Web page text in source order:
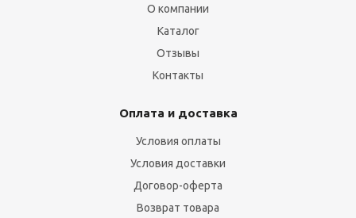
О компании
Каталог
Отзывы
Контакты
Оплата и доставка
Условия оплаты
Условия доставки
Договор-оферта
Возврат товара